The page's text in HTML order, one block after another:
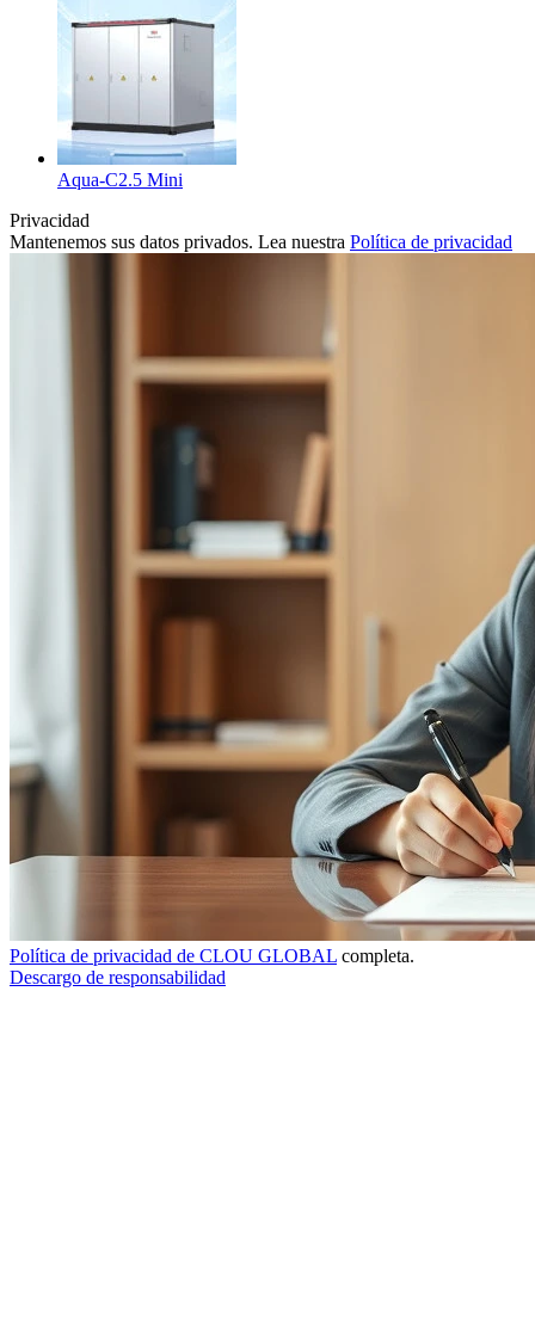
Aqua-C2.5 Mini
Privacidad
Mantenemos sus datos privados. Lea nuestra Política de privacidad
Política de privacidad de CLOU GLOBAL completa.
Descargo de responsabilidad